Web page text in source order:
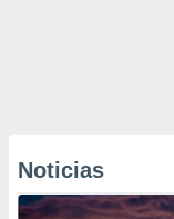
Noticias